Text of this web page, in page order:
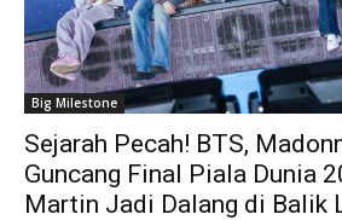
Big Milestone
Sejarah Pecah! BTS,
Guncang Final Piala Dunia
Martin Jadi Dalang di Balik